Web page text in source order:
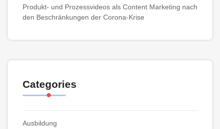
Produkt- und Prozessvideos als Content Marketing nach
den Beschränkungen der Corona-Krise
Categories
Ausbildung